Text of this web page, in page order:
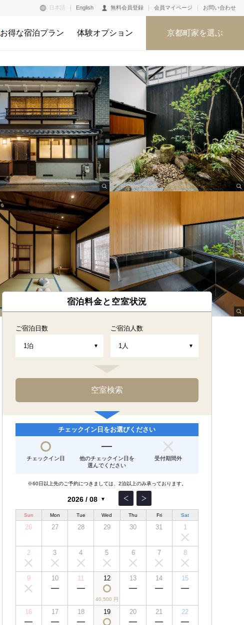
日本語 English 無料会員登録 会員マイページ お問い合わせ
お得な宿泊プラン 体験オプション 京都町家を選ぶ
宿泊料金と空室状況
ご宿泊日数 ご宿泊人数
チェックイン日をお選びください
チェックイン日
他のチェックイン日を
選んでください
受付期間外
※60日以上先のご予約につきましては、2泊以上のみ承っております。
Sun Mon Tue Wed Thu Fri Sat
26 27 28 29 30 31 1
2 3 4 5 6 7 8
9 10 11 12
40,500 円
13 14 15
16 17 18 19 20 21 22